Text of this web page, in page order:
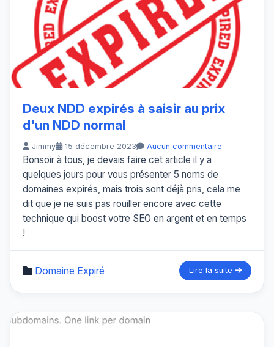
Deux NDD expirés à saisir au prix
d'un NDD normal
Jimmy 15 décembre 2023 Aucun commentaire
Bonsoir à tous, je devais faire cet article il y a
quelques jours pour vous présenter 5 noms de
domaines expirés, mais trois sont déjà pris, cela me
dit que je ne suis pas rouiller encore avec cette
technique qui boost votre SEO en argent et en temps
!
Domaine Expiré Lire la suite